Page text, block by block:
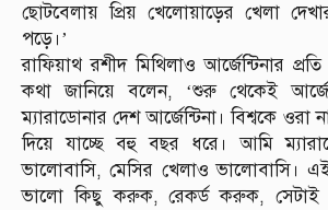
ছোটবেলায় প্রিয় খেলোয়াড়ের খেলা
পড়ে।’
রাফিয়াথ রশীদ মিথিলাও আর্জেন্টিনার
কথা জানিয়ে বলেন, ‘শুরু থেকেই
ম্যারাডোনার দেশ আর্জেন্টিনা। বিশ্বকে ওরা
দিয়ে যাচ্ছে বহু বছর ধরে। আমি
ভালোবাসি, মেসির খেলাও ভালোবাসি।
ভালো কিছু করুক, রেকর্ড করুক, সেটাই